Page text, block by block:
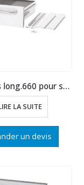
Kit 2 tiroirs long.660 pour support fermé
LA SUITE
un devis